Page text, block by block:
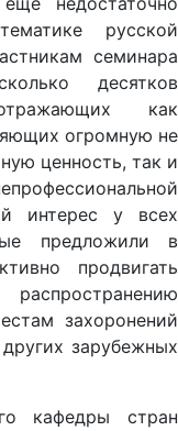
русской
семинара
десятков
как
огромную не
ценность, так и
интерес у всех
предложили в
продвигать
захоронений
зарубежных
кафедры стран